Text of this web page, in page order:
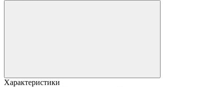
Характеристики